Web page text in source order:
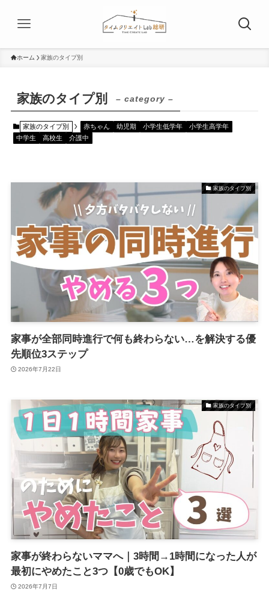
ホーム 家族のタイプ別
家族のタイプ別 – category –
家族のタイプ別 赤ちゃん 幼児期 小学生低学年
小学生高学年
中学生
高校生 介護中
家族のタイプ別
家事が全部同時進行で何も終わらない…を解決する優
先順位3ステップ
2026年7月22日
家族のタイプ別
家事が終わらないママへ｜3時間→1時間になった人が
最初にやめたこと3つ【0歳でもOK】
2026年7月7日